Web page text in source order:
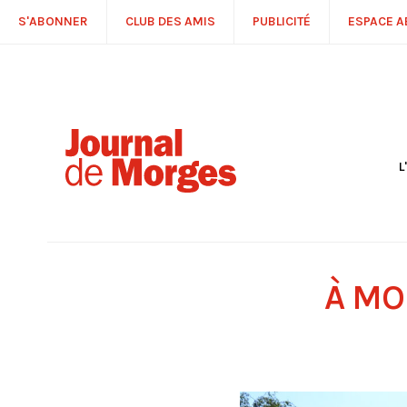
S'ABONNER CLUB DES AMIS PUBLICITÉ ESPACE
À